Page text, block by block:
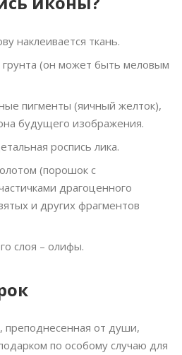
наклеивается ткань.
грунта (он может быть меловым
пигменты (яичный желток),
будущего изображения.
роспись лика.
(порошок с
драгоценного
и других фрагментов
слоя – олифы.
преподнесенная от души,
по особому случаю для